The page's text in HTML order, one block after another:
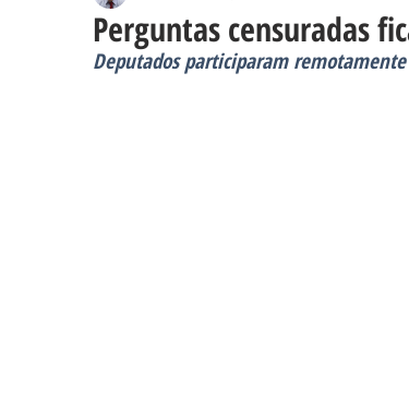
Perguntas censuradas
Deputados participaram